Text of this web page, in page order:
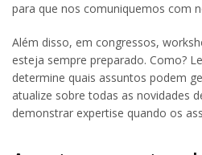
para que nos comuniquemos com
Além disso, em congressos,
esteja sempre preparado. Como?
determine quais assuntos podem
atualize sobre todas as novidades
demonstrar expertise quando os